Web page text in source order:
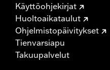
Käyttöohjekirjat
Huoltoaikataulut
Ohjelmistopäivitykset
Tienvarsiapu
Takuupalvelut